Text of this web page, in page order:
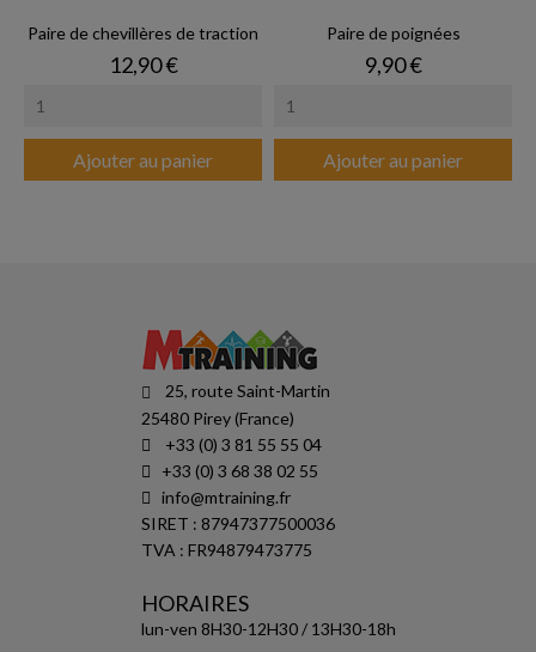
Paire de chevillères de traction
Prix
12,90 €
Ajouter au panier
Paire de poignées
Prix
9,90 €
Ajouter au panier
25, route Saint-Martin
25480 Pirey (France)
+33 (0) 3 81 55 55 04
+33 (0) 3 68 38 02 55
info@mtraining.fr
SIRET : 87947377500036
TVA : FR94879473775
HORAIRES
lun-ven 8H30-12H30 / 13H30-18h